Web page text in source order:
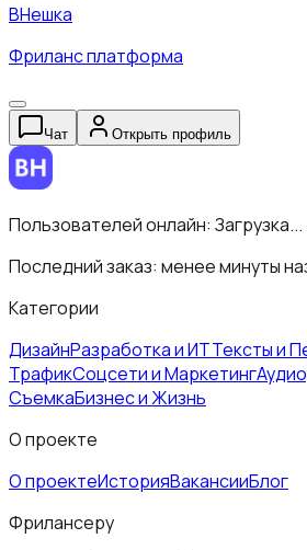
ВНешка
Фриланс платформа
Чат Открыть профиль
Пользователей онлайн: Загрузка...
Последний заказ: менее минуты
Категории
ДизайнРазработка и ИТТексты и
ТрафикСоцсети и Маркетинг
СъемкаБизнес и Жизнь
О проекте
О проектеИсторияВакансииБлог
Фрилансеру